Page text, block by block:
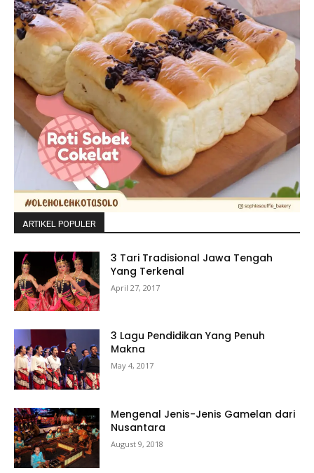
ARTIKEL POPULER
3 Tari Tradisional Jawa Tengah
Yang Terkenal
April 27, 2017
3 Lagu Pendidikan Yang Penuh
Makna
May 4, 2017
Mengenal Jenis-Jenis Gamelan dari
Nusantara
August 9, 2018